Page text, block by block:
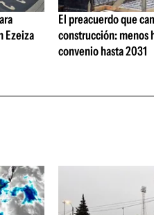
Ezeiza
El preacuerdo que
construcción: menos
convenio hasta 2031